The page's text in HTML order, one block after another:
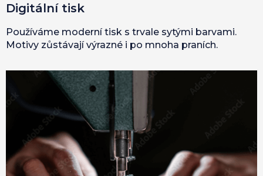
Digitální tisk
Používáme moderní tisk s trvale sytými barvami.
Motivy zůstávají výrazné i po mnoha praních.